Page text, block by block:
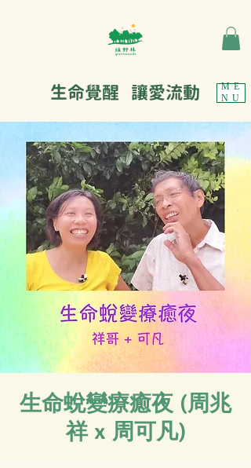
ME
NU
生命覺醒 讓愛流動
生命蛻變療癒夜 (周兆
祥 x 周可凡)